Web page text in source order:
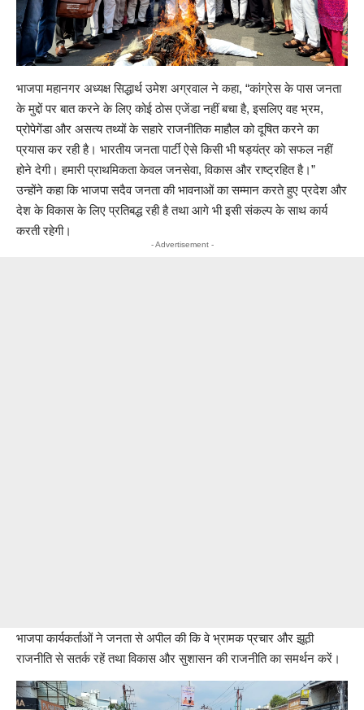
भाजपा महानगर अध्यक्ष सिद्धार्थ उमेश अग्रवाल ने कहा, “कांग्रेस के पास जनता
के मुद्दों पर बात करने के लिए कोई ठोस एजेंडा नहीं बचा है, इसलिए वह भ्रम,
प्रोपेगेंडा और असत्य तथ्यों के सहारे राजनीतिक माहौल को दूषित करने का
प्रयास कर रही है। भारतीय जनता पार्टी ऐसे किसी भी षड्यंत्र को सफल नहीं
होने देगी। हमारी प्राथमिकता केवल जनसेवा, विकास और राष्ट्रहित है।”
उन्होंने कहा कि भाजपा सदैव जनता की भावनाओं का सम्मान करते हुए प्रदेश और
देश के विकास के लिए प्रतिबद्ध रही है तथा आगे भी इसी संकल्प के साथ कार्य
करती रहेगी।
- Advertisement -
भाजपा कार्यकर्ताओं ने जनता से अपील की कि वे भ्रामक प्रचार और झूठी
राजनीति से सतर्क रहें तथा विकास और सुशासन की राजनीति का समर्थन करें।